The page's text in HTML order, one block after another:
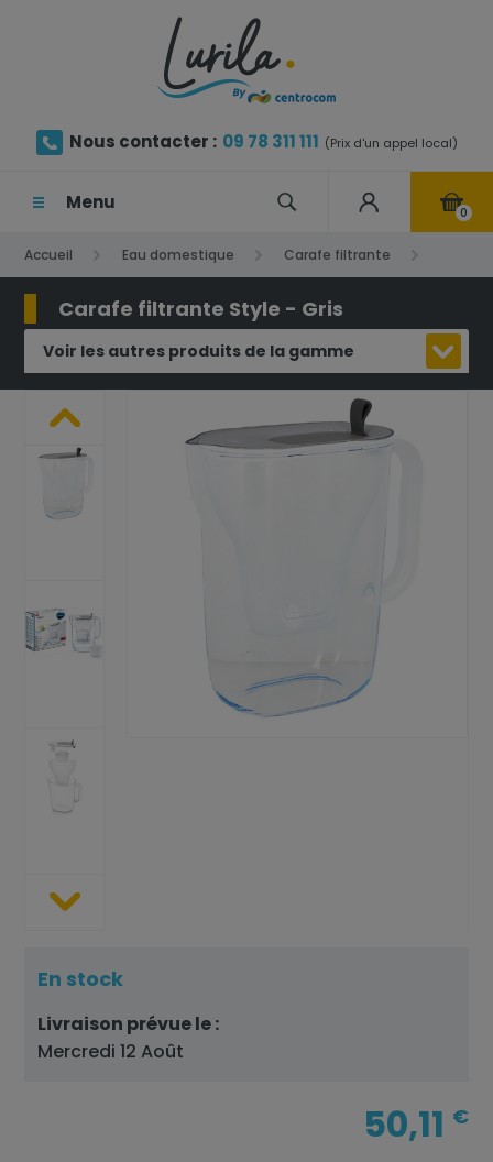
Nous contacter : 09 78 311 111 (Prix d'un appel local)
Menu 0
Accueil Eau domestique Carafe filtrante
Carafe filtrante Style - Gris
Carafe filtrante Style - Gris
Voir les autres produits de la gamme
En stock
Livraison prévue le :
Mercredi 12 Août
50,11 €